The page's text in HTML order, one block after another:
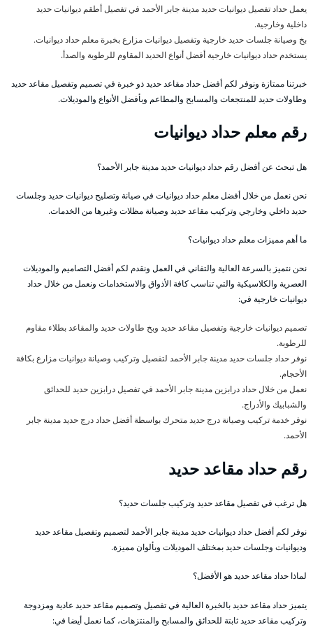
يعمل حداد تفصيل ديوانيات حديد مدينة جابر الأحمد في تفصيل أطقم ديوانيات حديد
داخلية وخارجية.
بخ وصيانة جلسات حديد خارجية وتفصيل ديوانيات مزارع بخبرة معلم حداد ديوانيات.
يستخدم حداد ديوانيات خارجية أفضل أنواع الحديد المقاوم للرطوبة والصدأ.
خبرتنا ممتازة ونوفر لكم أفضل حداد مقاعد حديد ذو خبرة في تصميم وتفصيل مقاعد حديد
وطاولات حديد للمنتجعات والمسابح والمطاعم وبأفضل الأنواع والموديلات.
رقم معلم حداد ديوانيات
هل تبحث عن أفضل رقم حداد ديوانيات حديد مدينة جابر الأحمد؟
نحن نعمل من خلال أفضل معلم حداد ديوانيات في صيانة وتصليح ديوانيات حديد وجلسات
حديد داخلي وخارجي وتركيب مقاعد حديد وصيانة مظلات وغيرها من الخدمات.
ما أهم مميزات معلم حداد ديوانيات؟
نحن نتميز بالسرعة العالية والتفاني في العمل ونقدم لكم أفضل التصاميم والموديلات
العصرية والكلاسيكية والتي تناسب كافة الأذواق والاستخدامات ونعمل من خلال حداد
ديوانيات خارجية في:
تصميم ديوانيات خارجية وتفصيل مقاعد حديد وبخ طاولات حديد والمقاعد بطلاء مقاوم
للرطوبة.
نوفر حداد جلسات حديد مدينة جابر الأحمد لتفصيل وتركيب وصيانة ديوانيات مزارع بكافة
الأحجام.
نعمل من خلال حداد درابزين مدينة جابر الأحمد في تفصيل درابزين حديد للحدائق
والشبابيك والأدراج.
نوفر خدمة تركيب وصيانة درج حديد متحرك بواسطة أفضل حداد درج حديد مدينة جابر
الأحمد.
رقم حداد مقاعد حديد
هل ترغب في تفصيل مقاعد حديد وتركيب جلسات حديد؟
نوفر لكم أفضل حداد ديوانيات حديد مدينة جابر الأحمد لتصميم وتفصيل مقاعد حديد
وديوانيات وجلسات حديد بمختلف الموديلات وبألوان مميزة.
لماذا حداد مقاعد حديد هو الأفضل؟
يتميز حداد مقاعد حديد بالخبرة العالية في تفصيل وتصميم مقاعد حديد عادية ومزدوجة
وتركيب مقاعد حديد ثابتة للحدائق والمسابح والمنتزهات، كما نعمل أيضا في: